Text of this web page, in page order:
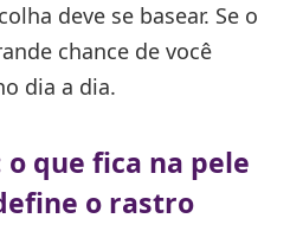
deve se basear. Se o
chance de você
dia a dia.
que fica na pele
o rastro